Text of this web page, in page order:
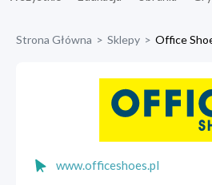
Strona Główna > Sklepy > Office
www.officeshoes.pl